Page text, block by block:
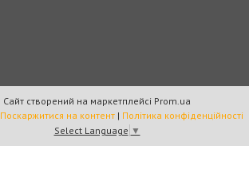
Сайт створений на маркетплейсі Prom.ua
Поскаржитися на контент | Політика конфіденційності
Select Language ▼